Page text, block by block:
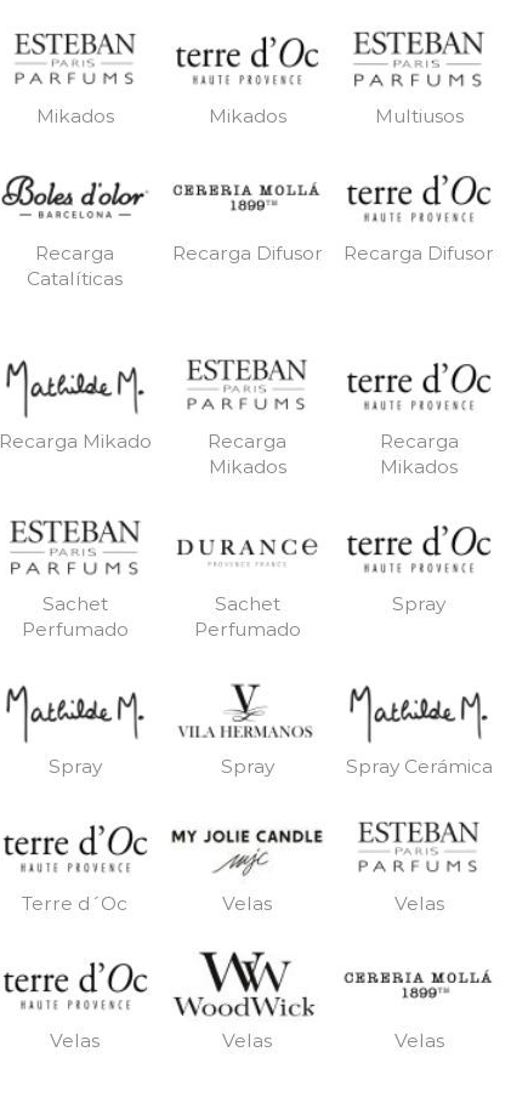
Mikados Mikados Multiusos
Recarga
Catalíticas
Recarga Difusor Recarga Difusor
Recarga Mikado
Recarga
Mikados
Recarga
Mikados
Sachet
Perfumado
Sachet
Perfumado
Spray
Spray Spray Spray Cerámica
Terre d´Oc Velas Velas
Velas Velas Velas